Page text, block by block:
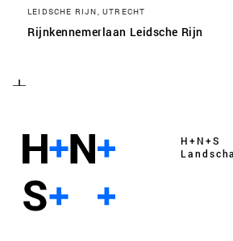
LEIDSCHE RIJN, UTRECHT
Rijnkennemerlaan Leidsche Rijn
H+N+S